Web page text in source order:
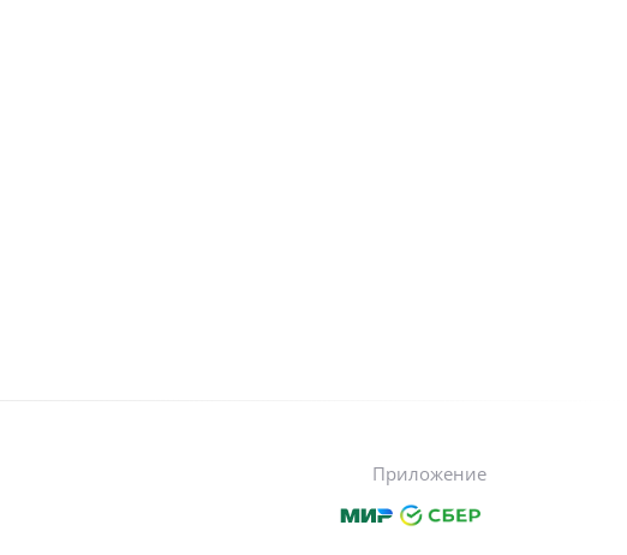
Приложение